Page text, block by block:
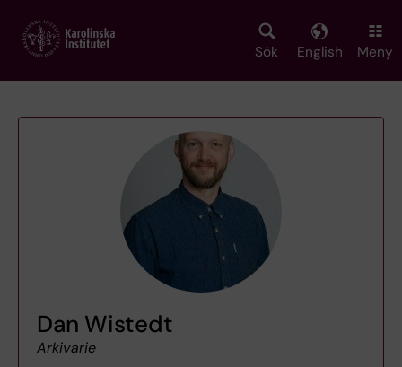
main
Sök English Meny
Dan Wistedt
Arkivarie